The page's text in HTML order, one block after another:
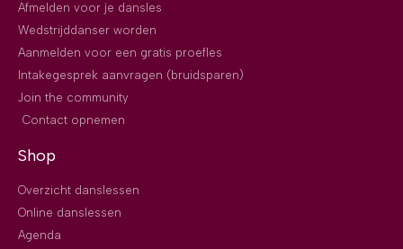
Afmelden voor je dansles
Wedstrijddanser worden
Aanmelden voor een gratis proefles
Intakegesprek aanvragen (bruidsparen)
Join the community
Contact opnemen
Shop
Overzicht danslessen
Online danslessen
Agenda